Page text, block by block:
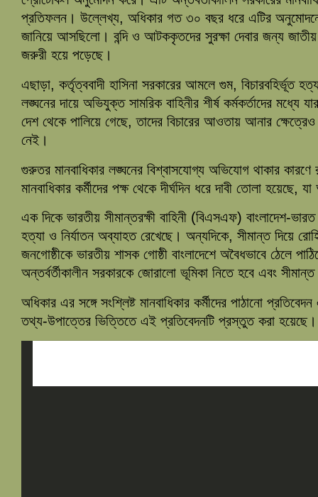
প্রতিফলন। উল্লেখ্য, অধিকার গত ৩০ বছর ধরে এটির
জানিয়ে আসছিলো। বন্দি ও আটককৃতদের সুরক্ষা দেবার জন্য
জরুরী হয়ে পড়েছে।
এছাড়া, কর্তৃত্ববাদী হাসিনা সরকারের আমলে গুম, বিচারবহির্ভূত
লঙ্ঘনের দায়ে অভিযুক্ত সামরিক বাহিনীর শীর্ষ কর্মকর্তাদের মধ্যে
দেশ থেকে পালিয়ে গেছে, তাদের বিচারের আওতায় আনার
নেই।
গুরুতর মানবাধিকার লঙ্ঘনের বিশ্বাসযোগ্য অভিযোগ থাকার
মানবাধিকার কর্মীদের পক্ষ থেকে দীর্ঘদিন ধরে দাবী তোলা
এক দিকে ভারতীয় সীমান্তরক্ষী বাহিনী (বিএসএফ) বাংলাদেশ-ভারত
হত্যা ও নির্যাতন অব্যাহত রেখেছে। অন্যদিকে, সীমান্ত দিয়ে
জনগোষ্ঠীকে ভারতীয় শাসক গোষ্ঠী বাংলাদেশে অবৈধভাবে ঠেলে
অন্তর্বর্তীকালীন সরকারকে জোরালো ভূমিকা নিতে হবে এবং
অধিকার এর সঙ্গে সংশ্লিষ্ট মানবাধিকার কর্মীদের পাঠানো
তথ্য-উপাত্তের ভিত্তিতে এই প্রতিবেদনটি প্রস্তুত করা হয়েছে।